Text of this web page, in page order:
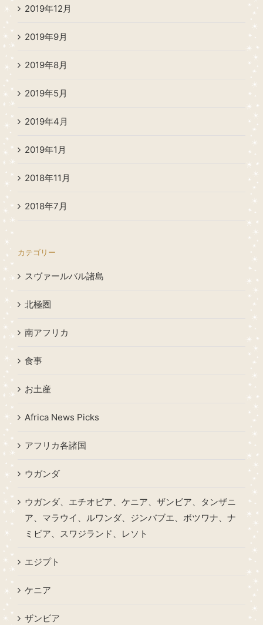
2019年12月
2019年9月
2019年8月
2019年5月
2019年4月
2019年1月
2018年11月
2018年7月
カテゴリー
スヴァールバル諸島
北極圏
南アフリカ
食事
お土産
Africa News Picks
アフリカ各諸国
ウガンダ
ウガンダ、エチオピア、ケニア、ザンビア、タンザニ
ア、マラウイ、ルワンダ、ジンバブエ、ボツワナ、ナ
ミビア、スワジランド、レソト
エジプト
ケニア
ザンビア